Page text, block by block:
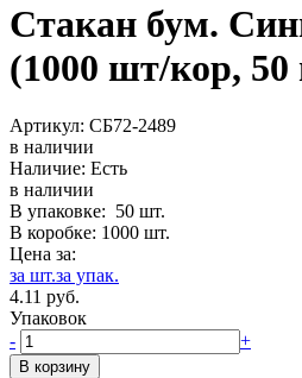
Стакан бум.
(1000 шт/кор,
Артикул: СБ72-2489
в наличии
Наличие: Есть
в наличии
В упаковке: 50 шт.
В коробке: 1000 шт.
Цена за:
за шт.за упак.
4.11 руб.
Упаковок
-
+